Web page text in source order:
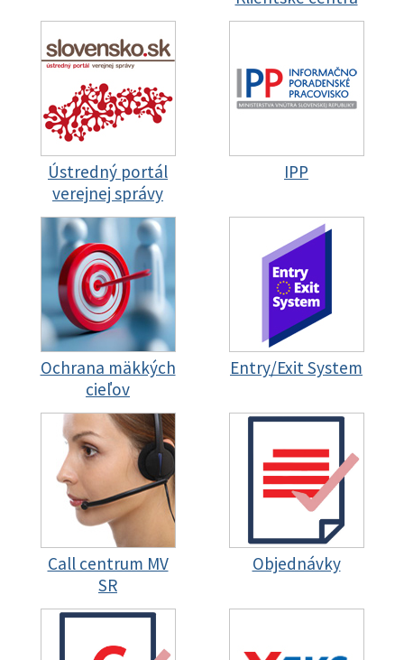
Ústredný portál
verejnej správy
IPP
Ochrana mäkkých
cieľov
Entry/Exit System
Call centrum MV
SR
Objednávky